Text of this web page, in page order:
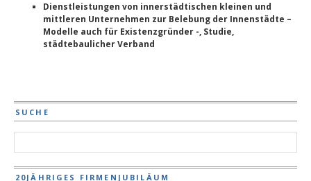
Dienstleistungen von innerstädtischen kleinen und
mittleren Unternehmen zur Belebung der Innenstädte –
Modelle auch für Existenzgründer -, Studie,
städtebaulicher Verband
SUCHE
20JÄHRIGES FIRMENJUBILÄUM